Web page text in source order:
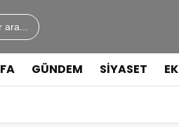
ara...
GÜNDEM SİYASET